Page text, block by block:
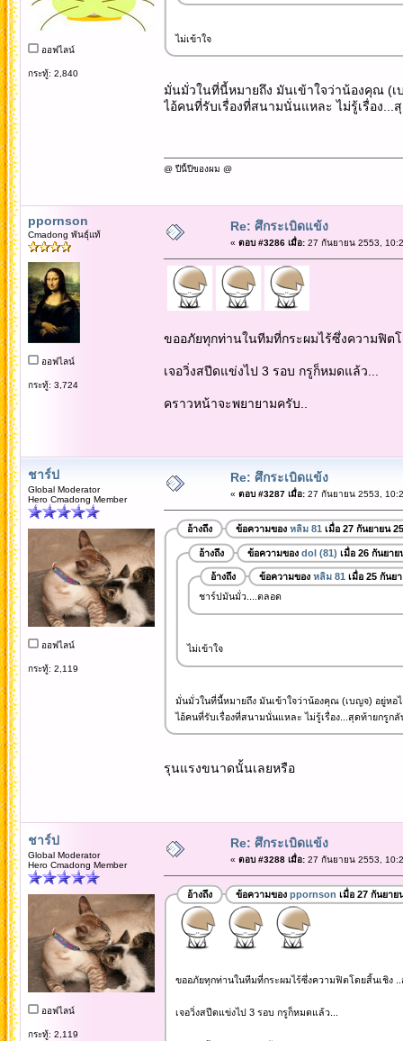
ออฟไลน์
กระทู้: 2,840
ไม่เข้าใจ
มั่นมั่วในที่นี้หมายถึง มันเข้าใจว่าน้องคุณ (เ
ไอ้คนที่รับเรื่องที่สนามนั่นแหละ ไม่รู้เรื่อง...
@ ปีนี้ปีของผม @
ppornson
Cmadong พันธุ์แท้
ออฟไลน์
กระทู้: 3,724
Re: ศึกระเบิดแข้ง
« ตอบ #3286 เมื่อ:27 กันยายน 2553,
ขออภัยทุกท่านในทีมที่กระผมไร้ซึ่งความฟิตโ
เจอวิ่งสปีดแข่งไป 3 รอบ กรูก็หมดแล้ว...
คราวหน้าจะพยายามครับ..
ชาร์ป
Global Moderator
Hero Cmadong Member
ออฟไลน์
กระทู้: 2,119
Re: ศึกระเบิดแข้ง
« ตอบ #3287 เมื่อ:27 กันยายน 2553,
อ้างถึง ข้อความของ หลิม 81 เมื่อ 27 กันยายน
อ้างถึง ข้อความของ dol (81) เมื่อ 26 กันยา
อ้างถึง ข้อความของ หลิม 81 เมื่อ 25 กันย
ชาร์ปมันมั่ว....ตลอด
ไม่เข้าใจ
มั่นมั่วในที่นี้หมายถึง มันเข้าใจว่าน้องคุณ (เบญจ) อยู่หอ
ไอ้คนที่รับเรื่องที่สนามนั่นแหละ ไม่รู้เรื่อง...สุดท้ายกรูก
รุนแรงขนาดนั้นเลยหรือ
ชาร์ป
Global Moderator
Hero Cmadong Member
ออฟไลน์
กระทู้: 2,119
Re: ศึกระเบิดแข้ง
« ตอบ #3288 เมื่อ:27 กันยายน 2553,
อ้างถึง ข้อความของ ppornson เมื่อ 27 กันยาย
ขออภัยทุกท่านในทีมที่กระผมไร้ซึ่งความฟิตโดยสิ้นเชิง ..
เจอวิ่งสปีดแข่งไป 3 รอบ กรูก็หมดแล้ว...